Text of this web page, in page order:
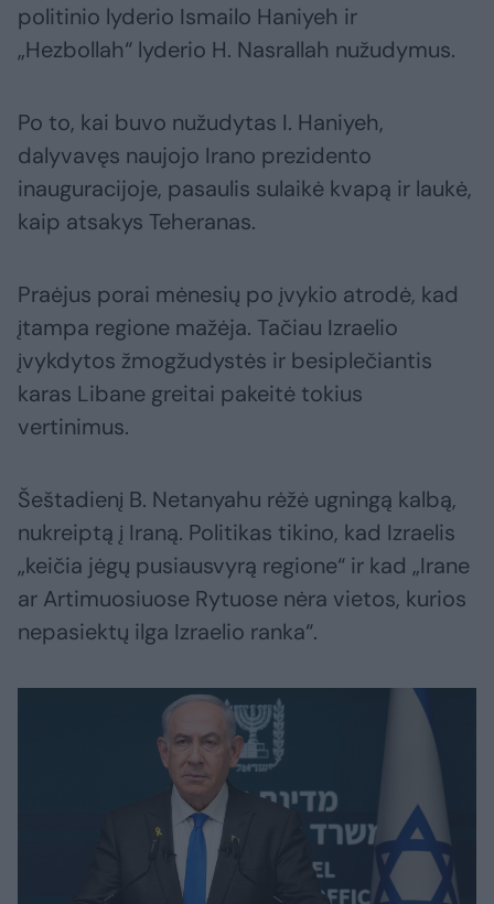
politinio lyderio Ismailo Haniyeh ir
„Hezbollah“ lyderio H. Nasrallah nužudymus.
Po to, kai buvo nužudytas I. Haniyeh,
dalyvavęs naujojo Irano prezidento
inauguracijoje, pasaulis sulaikė kvapą ir laukė,
kaip atsakys Teheranas.
Praėjus porai mėnesių po įvykio atrodė, kad
įtampa regione mažėja. Tačiau Izraelio
įvykdytos žmogžudystės ir besiplečiantis
karas Libane greitai pakeitė tokius
vertinimus.
Šeštadienį B. Netanyahu rėžė ugningą kalbą,
nukreiptą į Iraną. Politikas tikino, kad Izraelis
„keičia jėgų pusiausvyrą regione“ ir kad „Irane
ar Artimuosiuose Rytuose nėra vietos, kurios
nepasiektų ilga Izraelio ranka“.